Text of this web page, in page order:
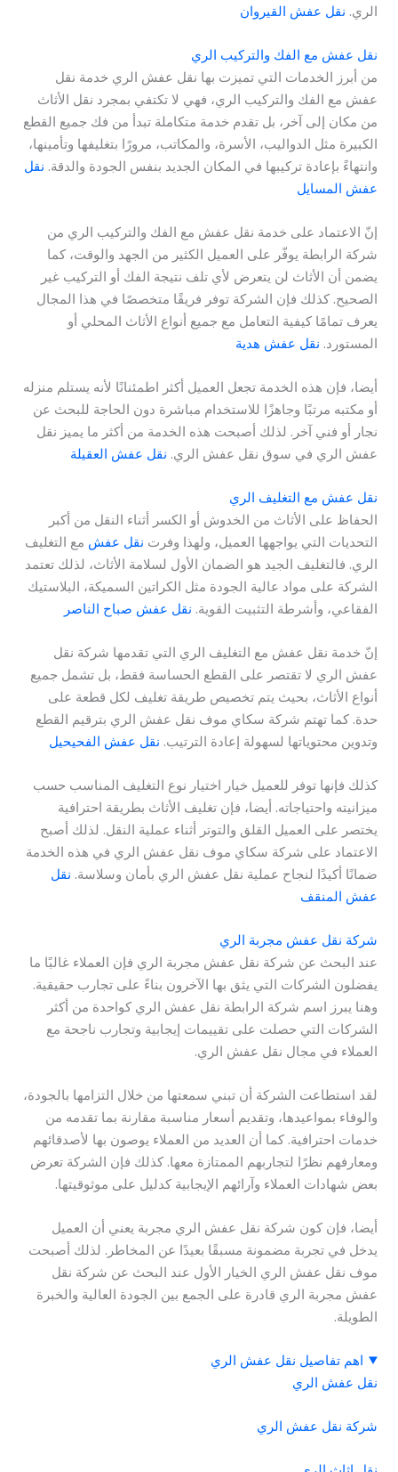
الري. نقل عفش القيروان
نقل عفش مع الفك والتركيب الري
من أبرز الخدمات التي تميزت بها نقل عفش الري خدمة نقل
عفش مع الفك والتركيب الري، فهي لا تكتفي بمجرد نقل الأثاث
من مكان إلى آخر، بل تقدم خدمة متكاملة تبدأ من فك جميع القطع
الكبيرة مثل الدواليب، الأسرة، والمكاتب، مرورًا بتغليفها وتأمينها،
وانتهاءً بإعادة تركيبها في المكان الجديد بنفس الجودة والدقة. نقل
عفش المسايل
إنّ الاعتماد على خدمة نقل عفش مع الفك والتركيب الري من
شركة الرابطة يوفّر على العميل الكثير من الجهد والوقت، كما
يضمن أن الأثاث لن يتعرض لأي تلف نتيجة الفك أو التركيب غير
الصحيح. كذلك فإن الشركة توفر فريقًا متخصصًا في هذا المجال
يعرف تمامًا كيفية التعامل مع جميع أنواع الأثاث المحلي أو
المستورد. نقل عفش هدية
أيضا، فإن هذه الخدمة تجعل العميل أكثر اطمئنانًا لأنه يستلم منزله
أو مكتبه مرتبًا وجاهزًا للاستخدام مباشرة دون الحاجة للبحث عن
نجار أو فني آخر. لذلك أصبحت هذه الخدمة من أكثر ما يميز نقل
عفش الري في سوق نقل عفش الري. نقل عفش العقيلة
نقل عفش مع التغليف الري
الحفاظ على الأثاث من الخدوش أو الكسر أثناء النقل من أكبر
التحديات التي يواجهها العميل، ولهذا وفرت نقل عفش مع التغليف
الري. فالتغليف الجيد هو الضمان الأول لسلامة الأثاث، لذلك تعتمد
الشركة على مواد عالية الجودة مثل الكراتين السميكة، البلاستيك
الفقاعي، وأشرطة التثبيت القوية. نقل عفش صباح الناصر
إنّ خدمة نقل عفش مع التغليف الري التي تقدمها شركة نقل
عفش الري لا تقتصر على القطع الحساسة فقط، بل تشمل جميع
أنواع الأثاث، بحيث يتم تخصيص طريقة تغليف لكل قطعة على
حدة. كما تهتم شركة سكاي موف نقل عفش الري بترقيم القطع
وتدوين محتوياتها لسهولة إعادة الترتيب. نقل عفش الفحيحيل
كذلك فإنها توفر للعميل خيار اختيار نوع التغليف المناسب حسب
ميزانيته واحتياجاته. أيضا، فإن تغليف الأثاث بطريقة احترافية
يختصر على العميل القلق والتوتر أثناء عملية النقل. لذلك أصبح
الاعتماد على شركة سكاي موف نقل عفش الري في هذه الخدمة
ضمانًا أكيدًا لنجاح عملية نقل عفش الري بأمان وسلاسة. نقل
عفش المنقف
شركة نقل عفش مجربة الري
عند البحث عن شركة نقل عفش مجربة الري فإن العملاء غالبًا ما
يفضلون الشركات التي يثق بها الآخرون بناءً على تجارب حقيقية.
وهنا يبرز اسم شركة الرابطة نقل عفش الري كواحدة من أكثر
الشركات التي حصلت على تقييمات إيجابية وتجارب ناجحة مع
العملاء في مجال نقل عفش الري.
لقد استطاعت الشركة أن تبني سمعتها من خلال التزامها بالجودة،
والوفاء بمواعيدها، وتقديم أسعار مناسبة مقارنة بما تقدمه من
خدمات احترافية. كما أن العديد من العملاء يوصون بها لأصدقائهم
ومعارفهم نظرًا لتجاربهم الممتازة معها. كذلك فإن الشركة تعرض
بعض شهادات العملاء وآرائهم الإيجابية كدليل على موثوقيتها.
أيضا، فإن كون شركة نقل عفش الري مجربة يعني أن العميل
يدخل في تجربة مضمونة مسبقًا بعيدًا عن المخاطر. لذلك أصبحت
موف نقل عفش الري الخيار الأول عند البحث عن شركة نقل
عفش مجربة الري قادرة على الجمع بين الجودة العالية والخبرة
الطويلة.
اهم تفاصيل نقل عفش الري
نقل عفش الري
شركة نقل عفش الري